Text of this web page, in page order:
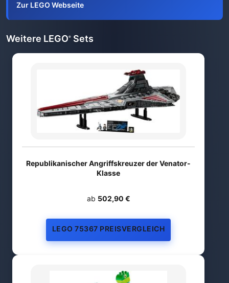
Zur LEGO Webseite
Weitere LEGO® Sets
Republikanischer Angriffskreuzer der Venator-
Klasse
ab 502,90 €
LEGO 75367 PREISVERGLEICH